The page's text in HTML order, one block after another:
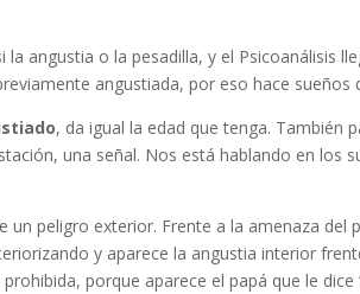
angustia o la pesadilla, y el Psicoanálisis
angustiada, por eso hace sueños
, da igual la edad que tenga. También
una señal. Nos está hablando en los
peligro exterior. Frente a la amenaza del
y aparece la angustia interior
porque aparece el papá que le dice